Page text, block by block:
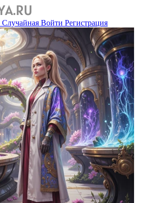
Случайная Войти Регистрация